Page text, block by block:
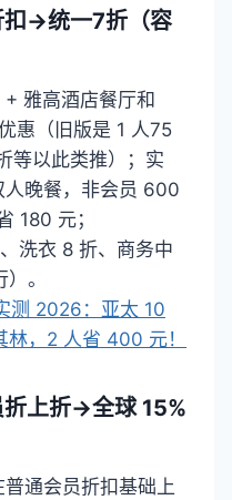
扣→统一7折（容
雅高酒店餐厅和
惠（旧版是 1 人75
等以此类推）；实
人晚餐，非会员 600
180 元；
洗衣 8 折、商务中
。
测 2026：亚太 10
，2 人省 400 元！
上折→全球 15%
普通会员折扣基础上